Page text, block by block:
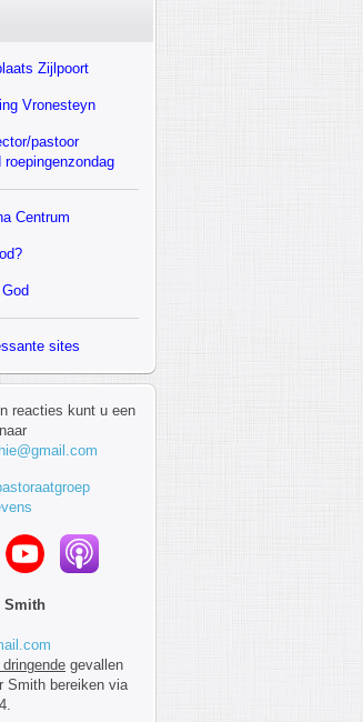
Zijlpoort
Vronesteyn
pastoor
roepingenzondag
Centrum
sites
reacties kunt u een
Smith
gevallen
Smith bereiken via